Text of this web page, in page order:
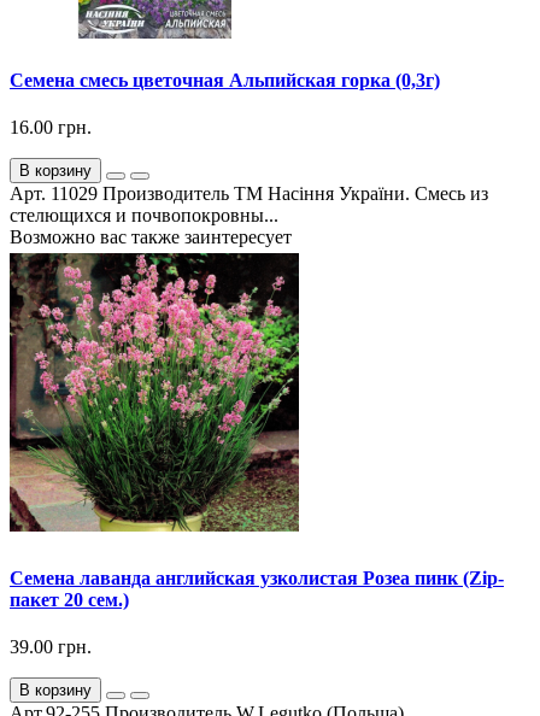
Семена смесь цветочная Альпийская горка (0,3г)
16.00 грн.
В корзину
Арт. 11029 Производитель ТМ Насіння України. Смесь из
стелющихся и почвопокровны...
Возможно вас также заинтересует
Семена лаванда английская узколистая Розеа пинк (Zip-
пакет 20 сем.)
39.00 грн.
В корзину